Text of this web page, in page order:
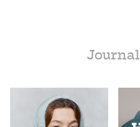
Journal